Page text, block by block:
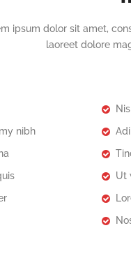
ipsum dolor sit amet,
laoreet dolore
nibh
Ut